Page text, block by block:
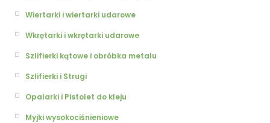
Wiertarki i wiertarki udarowe
Wkrętarki i wkrętarki udarowe
Szlifierki kątowe i obróbka metalu
Szlifierki i Strugi
Opalarki i Pistolet do kleju
Myjki wysokociśnieniowe